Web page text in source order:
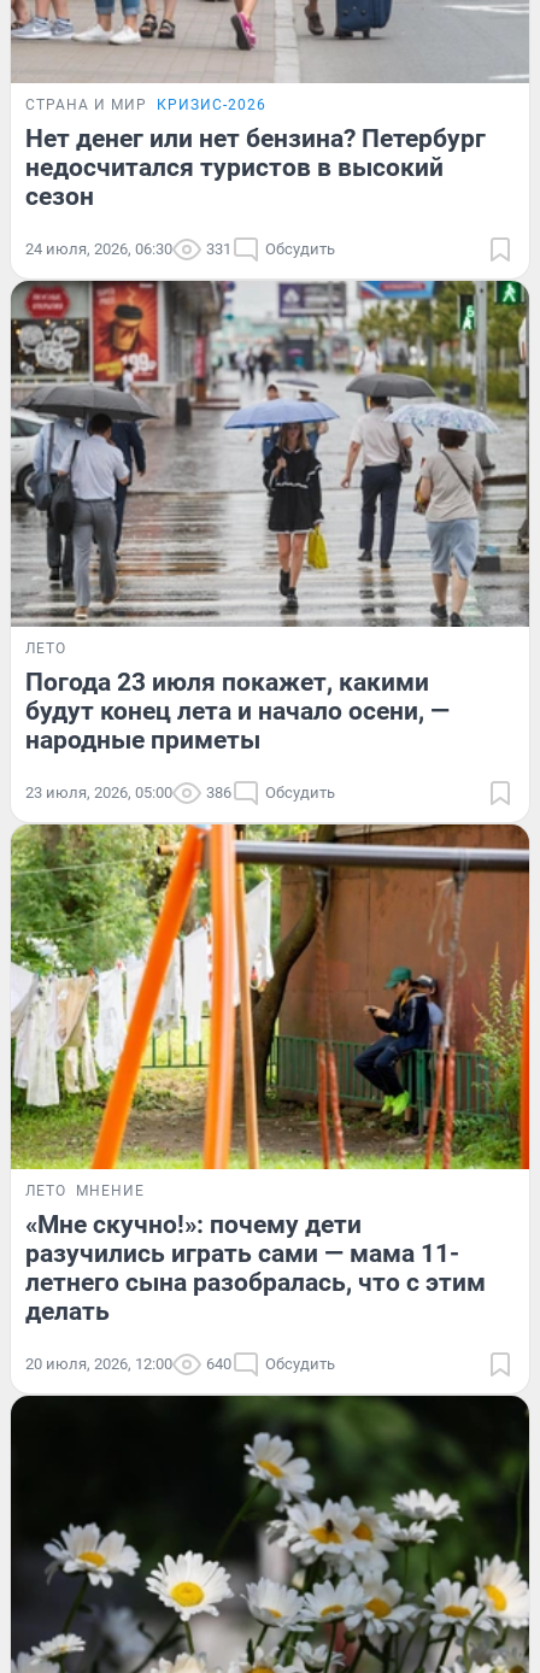
СТРАНА И МИР КРИЗИС-2026
Нет денег или нет бензина? Петербург
недосчитался туристов в высокий
сезон
24 июля, 2026, 06:30 331 Обсудить
ЛЕТО
Погода 23 июля покажет, какими
будут конец лета и начало осени, —
народные приметы
23 июля, 2026, 05:00 386 Обсудить
ЛЕТО МНЕНИЕ
«Мне скучно!»: почему дети
разучились играть сами — мама 11-
летнего сына разобралась, что с этим
делать
20 июля, 2026, 12:00 640 Обсудить